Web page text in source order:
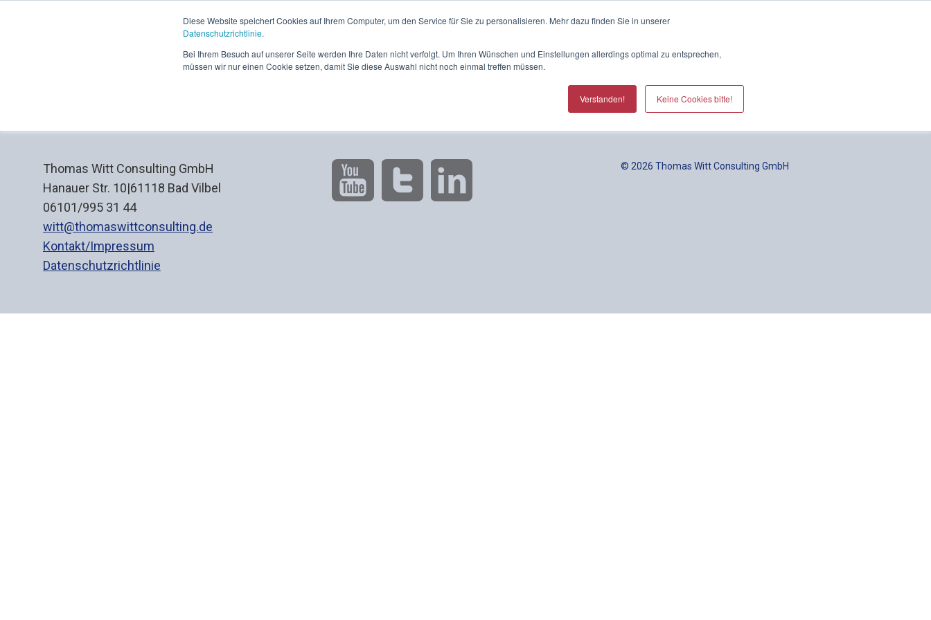
Diese Website speichert Cookies auf Ihrem Computer, um den Service für Sie zu personalisieren. Mehr dazu finden Sie in unserer
Datenschutzrichtlinie.
Bei Ihrem Besuch auf unserer Seite werden Ihre Daten nicht verfolgt. Um Ihren Wünschen und Einstellungen allerdings optimal zu entsprechen,
müssen wir nur einen Cookie setzen, damit Sie diese Auswahl nicht noch einmal treffen müssen.
Verstanden! Keine Cookies bitte!
Thomas Witt Consulting GmbH
Hanauer Str. 10|61118 Bad Vilbel
06101/995 31 44
witt@thomaswittconsulting.de
Kontakt/Impressum
Datenschutzrichtlinie
© 2026 Thomas Witt Consulting GmbH